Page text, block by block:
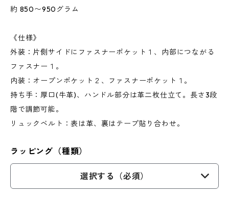
約 850〜950グラム
《仕様》
外装：片側サイドにファスナーポケット１、内部につながる
ファスナー１。
内装：オープンポケット２、ファスナーポケット１。
持ち手：厚口(牛革)、ハンドル部分は革二枚仕立て。長さ3段
階で調節可能。
リュックベルト：表は革、裏はテープ貼り合わせ。
ラッピング（種類）
選択する（必須）